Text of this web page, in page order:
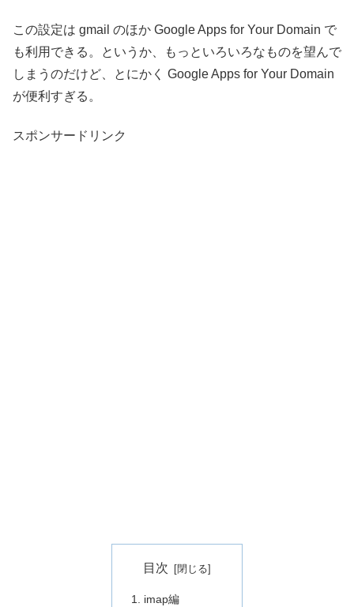
この設定は gmail のほか Google Apps for Your Domain で
も利用できる。というか、もっといろいろなものを望んで
しまうのだけど、とにかく Google Apps for Your Domain
が便利すぎる。
スポンサードリンク
目次
imap編